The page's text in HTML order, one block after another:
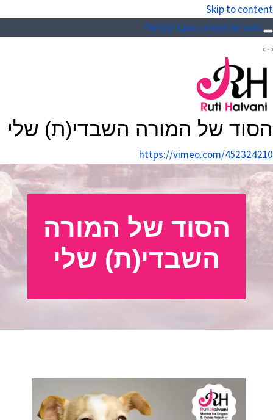
Skip to content
הסוד של המורה השבדי(ת) שלי
הסוד של המורה השבדי(ת) שלי
https://vimeo.com/452324210
הסוד של המורה
השבדי(ת) שלי